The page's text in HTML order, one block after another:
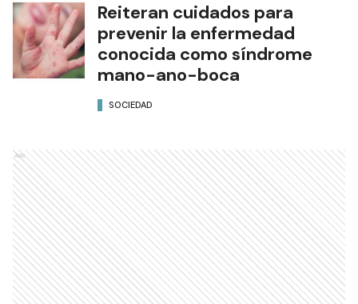
Reiteran cuidados para
prevenir la enfermedad
conocida como síndrome
mano-ano-boca
SOCIEDAD
Ads